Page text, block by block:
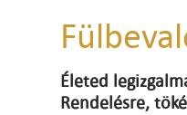
Életed
Rendelésre,